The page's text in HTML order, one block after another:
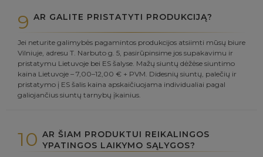
9 AR GALITE PRISTATYTI PRODUKCIJĄ?
Jei neturite galimybės pagamintos produkcijos atsiimti mūsų biure
Vilniuje, adresu T. Narbuto g. 5, pasirūpinsime jos supakavimu ir
pristatymu Lietuvoje bei ES šalyse. Mažų siuntų dėžėse siuntimo
kaina Lietuvoje – 7,00–12,00 € + PVM. Didesnių siuntų, palečių ir
pristatymo į ES šalis kaina apskaičiuojama individualiai pagal
galiojančius siuntų tarnybų įkainius.
10 AR ŠIAM PRODUKTUI REIKALINGOS
YPATINGOS LAIKYMO SĄLYGOS?